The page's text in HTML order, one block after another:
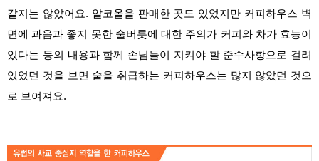
같지는 않았어요. 알코올을 판매한 곳도 있었지만 커피하우스 벽
면에 과음과 좋지 못한 술버릇에 대한 주의가 커피와 차가 효능이
있다는 등의 내용과 함께 손님들이 지켜야 할 준수사항으로 걸려
있었던 것을 보면 술을 취급하는 커피하우스는 많지 않았던 것으
로 보여져요.